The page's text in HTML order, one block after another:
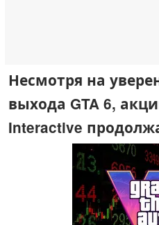
Несмотря на
выхода GTA 6,
Interactive